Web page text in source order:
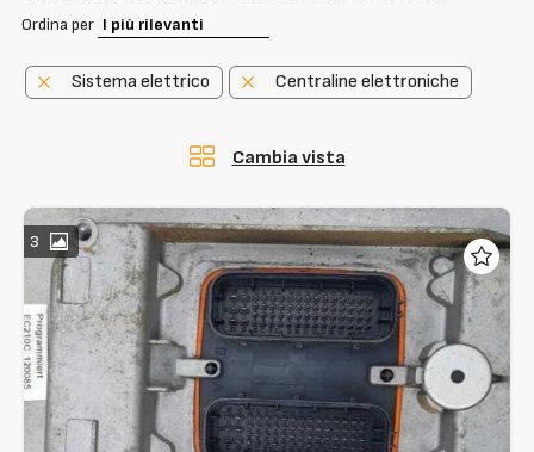
Ordina per
Sistema elettrico Centraline elettroniche
Cambia vista
3